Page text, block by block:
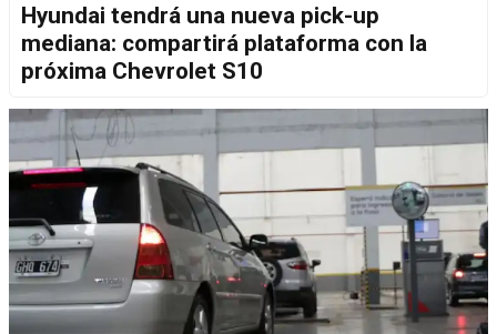
Hyundai tendrá una nueva pick-up
mediana: compartirá plataforma con la
próxima Chevrolet S10